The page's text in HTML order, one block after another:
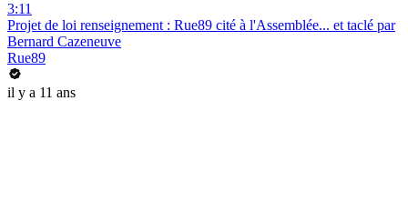
3:11
Projet de loi renseignement : Rue89 cité à l'Assemblée... et taclé par
Bernard Cazeneuve
Rue89
il y a 11 ans